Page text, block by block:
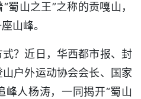
蜀山之王”之称的贡嘎山，
山峰。
？近日，华西都市报、封
户外运动协会会长、国家
人杨涛，一同揭开“蜀山